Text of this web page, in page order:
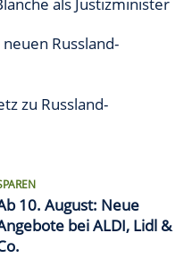
als Justizminister
Russland-
zu Russland-
10. August: Neue
bei ALDI, Lidl &